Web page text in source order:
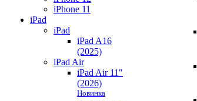
iPhone 11
iPad
iPad
iPad A16
(2025)
iPad Air
iPad Air 11"
(2026)
Новинка